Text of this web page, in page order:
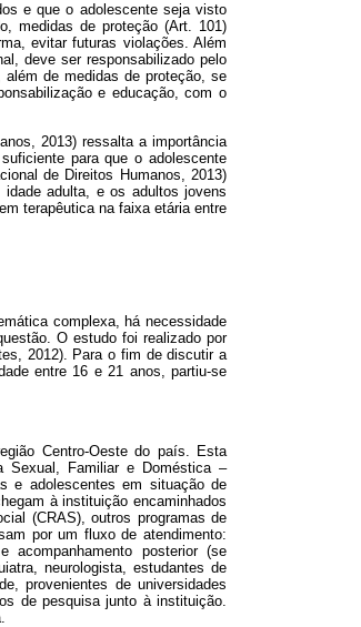
e que o adolescente seja visto
medidas de proteção (Art. 101)
evitar futuras violações. Além
deve ser responsabilizado pelo
de medidas de proteção, se
e educação, com o
2013) ressalta a importância
para que o adolescente
de Direitos Humanos, 2013)
adulta, e os adultos jovens
terapêutica na faixa etária entre
complexa, há necessidade
O estudo foi realizado por
2012). Para o fim de discutir a
entre 16 e 21 anos, partiu-se
Centro-Oeste do país. Esta
Sexual, Familiar e Doméstica –
e adolescentes em situação de
à instituição encaminhados
(CRAS), outros programas de
por um fluxo de atendimento:
acompanhamento posterior (se
neurologista, estudantes de
provenientes de universidades
de pesquisa junto à instituição.